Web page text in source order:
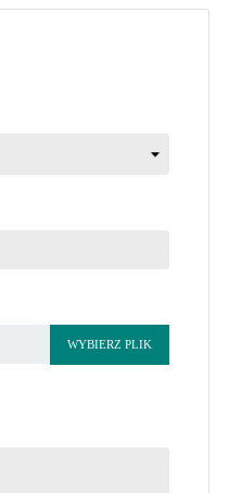
WYBIERZ PLIK